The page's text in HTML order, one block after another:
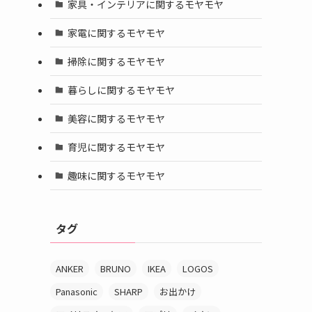
家具・インテリアに関するモヤモヤ
家電に関するモヤモヤ
掃除に関するモヤモヤ
暮らしに関するモヤモヤ
美容に関するモヤモヤ
育児に関するモヤモヤ
趣味に関するモヤモヤ
タグ
ANKER BRUNO IKEA
LOGOS
Panasonic
SHARP
お出かけ